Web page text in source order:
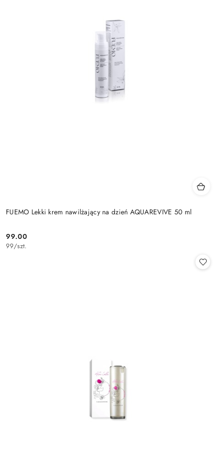
FUEMO Lekki krem nawilżający na dzień AQUAREVIVE 50 ml
Cena:
99.00
99/szt.